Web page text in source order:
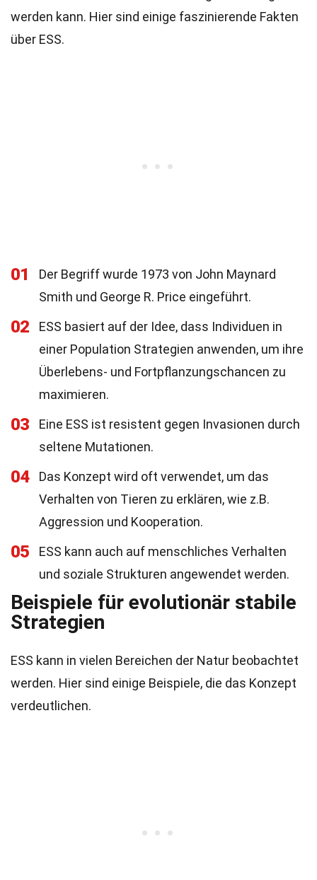
werden kann. Hier sind einige faszinierende Fakten
über ESS.
01
Der Begriff wurde 1973 von John Maynard
Smith und George R. Price eingeführt.
02
ESS basiert auf der Idee, dass Individuen in
einer Population Strategien anwenden, um ihre
Überlebens- und Fortpflanzungschancen zu
maximieren.
03
Eine ESS ist resistent gegen Invasionen durch
seltene Mutationen.
04
Das Konzept wird oft verwendet, um das
Verhalten von Tieren zu erklären, wie z.B.
Aggression und Kooperation.
05
ESS kann auch auf menschliches Verhalten
und soziale Strukturen angewendet werden.
Beispiele für evolutionär stabile
Strategien
ESS kann in vielen Bereichen der Natur beobachtet
werden. Hier sind einige Beispiele, die das Konzept
verdeutlichen.